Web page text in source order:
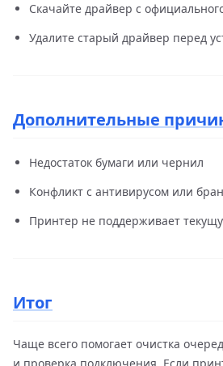
Скачайте драйвер с
Удалите старый драйвер перед
Дополнительные
Недостаток бумаги или чернил
Конфликт с антивирусом или
Принтер не поддерживает
Итог
Чаще всего помогает очистка